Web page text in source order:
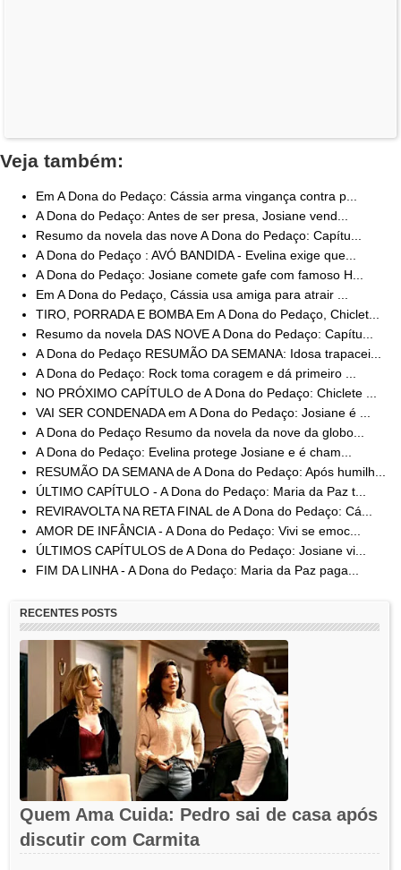
Veja também:
Em A Dona do Pedaço: Cássia arma vingança contra p...
A Dona do Pedaço: Antes de ser presa, Josiane vend...
Resumo da novela das nove A Dona do Pedaço: Capítu...
A Dona do Pedaço : AVÓ BANDIDA - Evelina exige que...
A Dona do Pedaço: Josiane comete gafe com famoso H...
Em A Dona do Pedaço, Cássia usa amiga para atrair ...
TIRO, PORRADA E BOMBA Em A Dona do Pedaço, Chiclet...
Resumo da novela DAS NOVE A Dona do Pedaço: Capítu...
A Dona do Pedaço RESUMÃO DA SEMANA: Idosa trapacei...
A Dona do Pedaço: Rock toma coragem e dá primeiro ...
NO PRÓXIMO CAPÍTULO de A Dona do Pedaço: Chiclete ...
VAI SER CONDENADA em A Dona do Pedaço: Josiane é ...
A Dona do Pedaço Resumo da novela da nove da globo...
A Dona do Pedaço: Evelina protege Josiane e é cham...
RESUMÃO DA SEMANA de A Dona do Pedaço: Após humilh...
ÚLTIMO CAPÍTULO - A Dona do Pedaço: Maria da Paz t...
REVIRAVOLTA NA RETA FINAL de A Dona do Pedaço: Cá...
AMOR DE INFÂNCIA - A Dona do Pedaço: Vivi se emoc...
ÚLTIMOS CAPÍTULOS de A Dona do Pedaço: Josiane vi...
FIM DA LINHA - A Dona do Pedaço: Maria da Paz paga...
RECENTES POSTS
Quem Ama Cuida: Pedro sai de casa após
discutir com Carmita